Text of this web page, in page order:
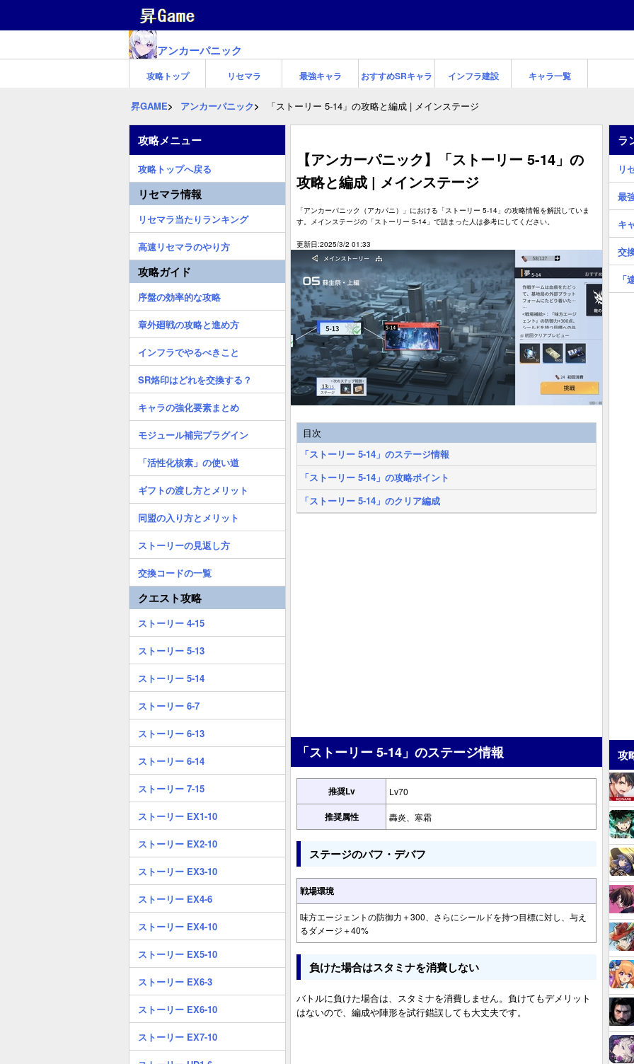
アンカーパニック
攻略トップ リセマラ 最強キャラ おすすめSRキャラ インフラ建設 キャラ一覧
昇GAME アンカーパニック 「ストーリー 5-14」の攻略と編成 | メインステージ
【アンカーパニック】「ストーリー 5-14」の
攻略と編成 | メインステージ
「アンカーパニック（アカパニ）」における「ストーリー 5-14」の攻略情報を解説していま
す。メインステージの「ストーリー 5-14」で詰まった人は参考にしてください。
更新日:2025/3/2 01:33
目次
「ストーリー 5-14」のステージ情報
「ストーリー 5-14」の攻略ポイント
「ストーリー 5-14」のクリア編成
「ストーリー 5-14」のステージ情報
推奨Lv Lv70
推奨属性 轟炎、寒霜
ステージのバフ・デバフ
戦場環境
味方エージェントの防御力＋300、さらにシールドを持つ目標に対し、与え
るダメージ＋40%
負けた場合はスタミナを消費しない
バトルに負けた場合は、スタミナを消費しません。負けてもデメリット
はないので、編成や陣形を試行錯誤しても大丈夫です。
攻略メニュー
攻略トップへ戻る
リセマラ情報
リセマラ当たりランキング
高速リセマラのやり方
攻略ガイド
序盤の効率的な攻略
章外廻戦の攻略と進め方
インフラでやるべきこと
SR烙印はどれを交換する？
キャラの強化要素まとめ
モジュール補完プラグイン
「活性化核素」の使い道
ギフトの渡し方とメリット
同盟の入り方とメリット
ストーリーの見返し方
交換コードの一覧
クエスト攻略
ストーリー 4-15
ストーリー 5-13
ストーリー 5-14
ストーリー 6-7
ストーリー 6-13
ストーリー 6-14
ストーリー 7-15
ストーリー EX1-10
ストーリー EX2-10
ストーリー EX3-10
ストーリー EX4-6
ストーリー EX4-10
ストーリー EX5-10
ストーリー EX6-3
ストーリー EX6-10
ストーリー EX7-10
ラ
リ
最
キ
交
「
攻